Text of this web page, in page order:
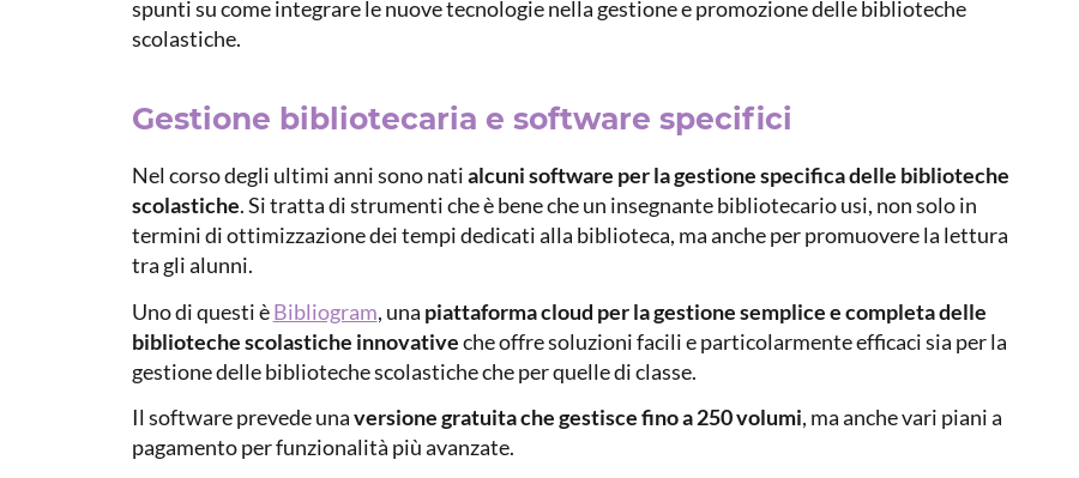
spunti su come integrare le nuove tecnologie nella gestione e promozione delle biblioteche
scolastiche.
Gestione bibliotecaria e software specifici
Nel corso degli ultimi anni sono natialcuni software per la gestione specifica delle biblioteche
scolastiche. Si tratta di strumenti che è bene che un insegnante bibliotecario usi, non solo in
termini di ottimizzazione dei tempi dedicati alla biblioteca, ma anche per promuovere la lettura
tra gli alunni.
Uno di questi èBibliogram, una piattaforma cloud per la gestione semplice e completa delle
biblioteche scolastiche innovativeche offre soluzioni facili e particolarmente efficaci sia per la
gestione delle biblioteche scolastiche che per quelle di classe.
Il software prevede unaversione gratuita che gestisce fino a 250 volumi, ma anche vari piani a
pagamento per funzionalità più avanzate.